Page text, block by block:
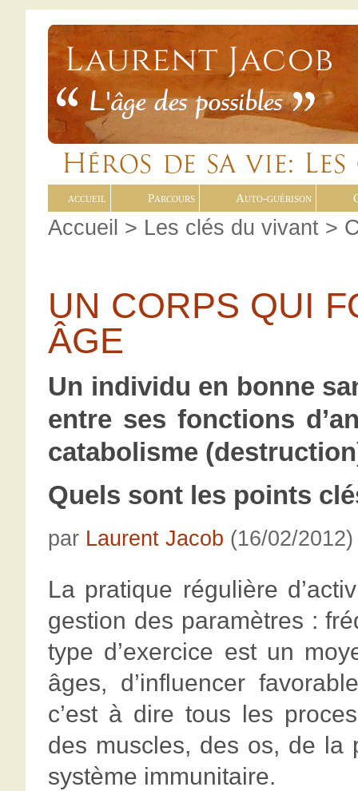
accueil Parcours Auto-guérison
Accueil > Les clés du vivant >
UN CORPS QUI
ÂGE
Un individu en bonne
entre ses fonctions
catabolisme
Quels sont les points
par Laurent Jacob (16/02/2012)
La pratique régulière
gestion des paramètres :
type d’exercice est un
âges, d’influencer
c’est à dire tous les
des muscles, des os, de la
système immunitaire.